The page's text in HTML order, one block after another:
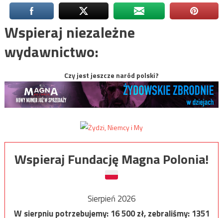
Wspieraj niezależne
wydawnictwo:
Czy jest jeszcze naród polski?
Wspieraj Fundację Magna Polonia!
Sierpień 2026
W sierpniu potrzebujemy:16 500zł, zebraliśmy:1351